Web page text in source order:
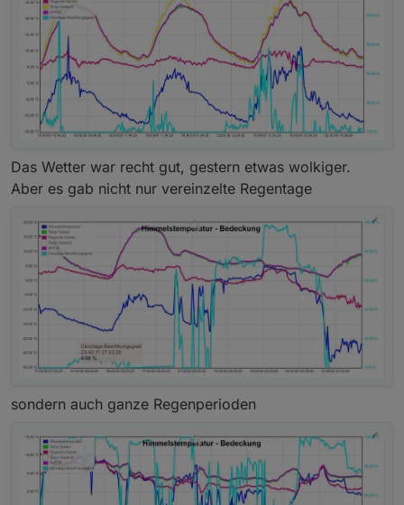
Das Wetter war recht gut, gestern etwas wolkiger.
Aber es gab nicht nur vereinzelte Regentage
sondern auch ganze Regenperioden